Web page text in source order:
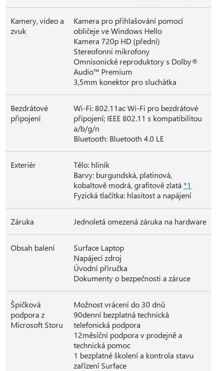
Kamery, video a
zvuk
Kamera pro přihlašování pomocí
obličeje ve Windows Hello
Kamera 720p HD (přední)
Stereofonní mikrofony
Omnisonické reproduktory s Dolby®
Audio™ Premium
3,5mm konektor pro sluchátka
Bezdrátové
připojení
Wi-Fi: 802.11ac Wi-Fi pro bezdrátové
připojení; IEEE 802.11 s kompatibilitou
a/b/g/n
Bluetooth: Bluetooth 4.0 LE
Exteriér
Tělo: hliník
Barvy: burgundská, platinová,
kobaltově modrá, grafitově zlatá *1
Fyzická tlačítka: hlasitost a napájení
Záruka Jednoletá omezená záruka na hardware
Obsah balení
Surface Laptop
Napájecí zdroj
Úvodní příručka
Dokumenty o bezpečnosti a záruce
Špičková
podpora z
Microsoft Storu
Možnost vrácení do 30 dnů
90denní bezplatná technická
telefonická podpora
12měsíční podpora v prodejně a
technická pomoc
1 bezplatné školení a kontrola stavu
zařízení Surface